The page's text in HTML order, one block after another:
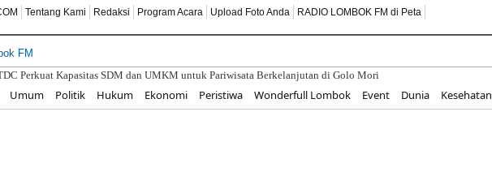
Tentang Kami Redaksi Program Acara Upload Foto Anda
RADIO LOMBOK FM di Peta
Perkuat Kapasitas SDM dan UMKM untuk Pariwisata Berkelanjutan di Golo Mori
SD IT ABATA LOMBOK II Tanamkan Nilai Kemerdekaan Melalui Pendidikan Karakter dan Cinta Tanah Air
Umum Politik Hukum Ekonomi Peristiwa Wonderfull Lombok Event Dunia Kesehatan